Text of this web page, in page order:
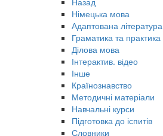
Німецька мова
Адаптована література
Граматика та практика
Ділова мова
Інтерактив. відео
Інше
Країнознавство
Методичні матеріали
Навчальні курси
Підготовка до іспитів
Словники